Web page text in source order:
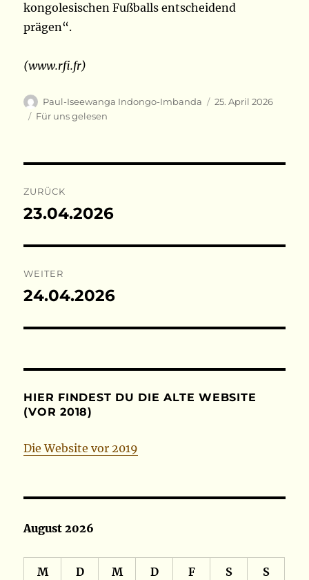
kongolesischen Fußballs entscheidend
prägen“.
(www.rfi.fr)
Autor
Paul-Iseewanga Indongo-Imbanda
Veröffentlicht
25. April 2026
Kategorien
Für uns gelesen
ZURÜCK
Vorheriger
23.04.2026
WEITER
Nächster
24.04.2026
HIER FINDEST DU DIE ALTE WEBSITE
(VOR 2018)
Die Website vor 2019
August 2026
M D M D F S S